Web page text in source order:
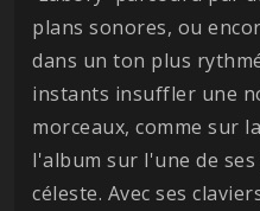
plans sonores, ou
dans un ton plus
instants insuffler une
morceaux, comme sur
l'album sur l'une de
céleste. Avec ses